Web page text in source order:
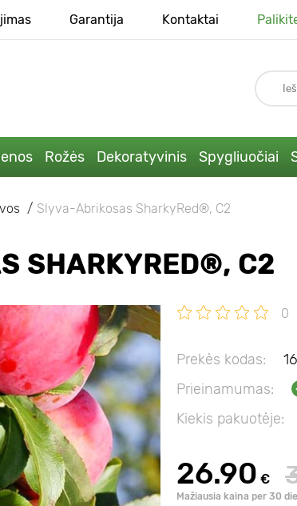
Garantija Kontaktai
Rožės Dekoratyvinis Spygliuočiai
Slyva-Abrikosas SharkyRed®, C2
SHARKYRED®, C2
0
Prekės kodas:
Prieinamumas:
Kiekis pakuotėje:
26.90 €
Mažiausia kaina per 30